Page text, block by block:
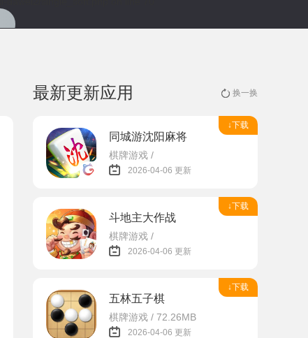
最新更新应用 换一换
↓下载
同城游沈阳麻将
棋牌游戏 /
2026-04-06 更新
↓下载
斗地主大作战
棋牌游戏 /
2026-04-06 更新
↓下载
五林五子棋
棋牌游戏 / 72.26MB
2026-04-06 更新